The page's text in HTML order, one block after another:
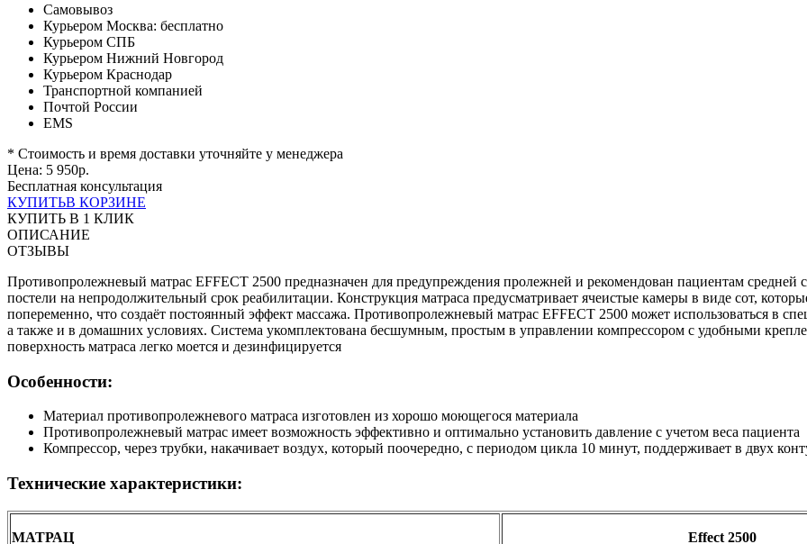
Самовывоз
Курьером Москва: бесплатно
Курьером СПБ
Курьером Нижний Новгород
Курьером Краснодар
Транспортной компанией
Почтой России
EMS
* Стоимость и время доставки уточняйте у менеджера
Цена: 5 950р.
Бесплатная консультация
КУПИТЬВ КОРЗИНЕ
КУПИТЬ В 1 КЛИК
ОПИСАНИЕ
ОТЗЫВЫ
Противопролежневый матрас EFFECT 2500 предназначен для предупреждения пролежней и рекомендован пациентам
постели на непродолжительный срок реабилитации. Конструкция матраса предусматривает ячеистые камеры в виде сот,
попеременно, что создаёт постоянный эффект массажа. Противопролежневый матрас EFFECT 2500 может использоваться в
а также и в домашних условиях. Система укомплектована бесшумным, простым в управлении компрессором с удобными
поверхность матраса легко моется и дезинфицируется
Особенности:
Материал противопролежневого матраса изготовлен из хорошо моющегося материала
Противопролежневый матрас имеет возможность эффективно и оптимально установить давление с учетом веса пациента
Компрессор, через трубки, накачивает воздух, который поочередно, с периодом цикла 10 минут, поддерживает в двух
Технические характеристики:
МАТРАЦ Effect 2500